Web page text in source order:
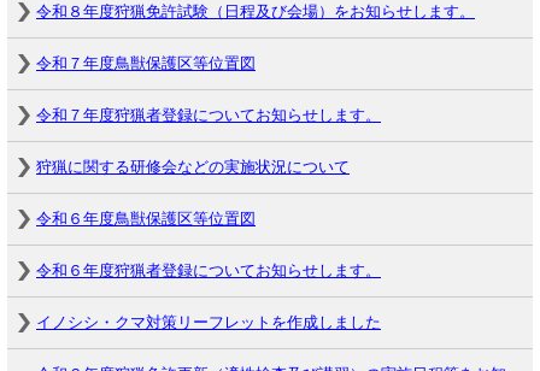
令和８年度狩猟免許試験（日程及び会場）をお知らせします。
令和７年度鳥獣保護区等位置図
令和７年度狩猟者登録についてお知らせします。
狩猟に関する研修会などの実施状況について
令和６年度鳥獣保護区等位置図
令和６年度狩猟者登録についてお知らせします。
イノシシ・クマ対策リーフレットを作成しました